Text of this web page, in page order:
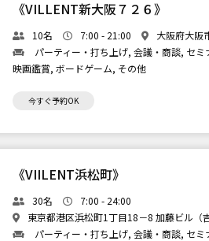
《VILLENT新大阪７２６》
10名 7:00 - 21:00
大阪府大阪
パーティー・打ち上げ, 会議・商談, セ
映画鑑賞, ボードゲーム, その他
今すぐ予約OK
《VIILENT浜松町》
30名
7:00 - 24:00
東京都港区浜松町1丁目18－8 加藤ビル
パーティー・打ち上げ, 会議・商談, セ